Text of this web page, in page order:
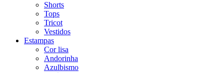
Shorts
Tops
Tricot
Vestidos
Estampas
Cor lisa
Andorinha
Azulbismo